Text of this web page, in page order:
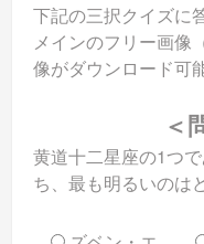
下記の三択クイズに
メインのフリー画像
像がダウンロード可
＜
黄道十二星座の1つ
ち、最も明るいのは